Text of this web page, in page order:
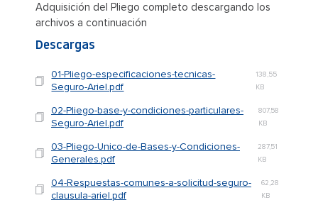
Adquisición del Pliego completo descargando los
archivos a continuación
Descargas
01-Pliego-especificaciones-tecnicas-
Seguro-Ariel.pdf
138,55
KB
02-Pliego-base-y-condiciones-particulares-
Seguro-Ariel.pdf
807,58
KB
03-Pliego-Unico-de-Bases-y-Condiciones-
Generales.pdf
287,51
KB
04-Respuestas-comunes-a-solicitud-seguro-
clausula-ariel.pdf
62,28
KB